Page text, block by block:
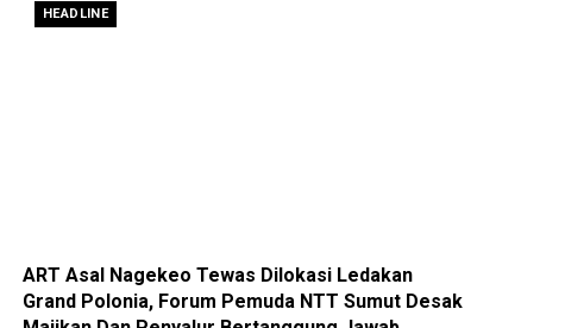
HEADLINE
ART Asal Nagekeo Tewas Dilokasi Ledakan
Grand Polonia, Forum Pemuda NTT Sumut Desak